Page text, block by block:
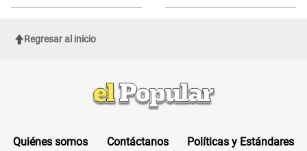
sufrir una "emergencia médica"
Regresar al inicio
Quiénes somos Contáctanos
Políticas y Estándares